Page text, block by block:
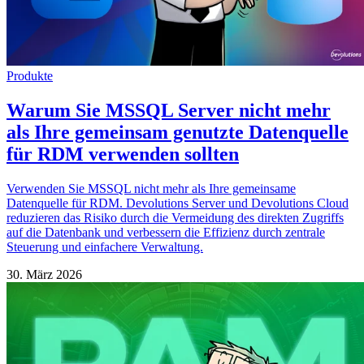
Produkte
Warum Sie MSSQL Server nicht mehr
als Ihre gemeinsam genutzte Datenquelle
für RDM verwenden sollten
Verwenden Sie MSSQL nicht mehr als Ihre gemeinsame
Datenquelle für RDM. Devolutions Server und Devolutions Cloud
reduzieren das Risiko durch die Vermeidung des direkten Zugriffs
auf die Datenbank und verbessern die Effizienz durch zentrale
Steuerung und einfachere Verwaltung.
30. März 2026